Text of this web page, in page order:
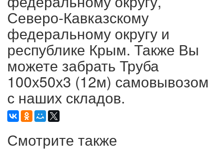
Северо-Кавказскому
федеральному округу и
республике Крым. Также Вы
можете забрать Труба
100х50х3 (12м) самовывозом
с наших складов.
Смотрите также